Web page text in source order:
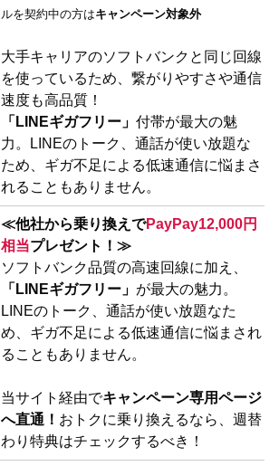
ルを契約中の方はキャンペーン対象外
大手キャリアのソフトバンクと同じ回線
を使っているため、繋がりやすさや通信
速度も高品質！
「LINEギガフリー」 付帯が最大の魅
力。LINEのトーク、通話が使い放題な
ため、ギガ不足による低速通信に悩まさ
れることもありません。
≪他社から乗り換えでPayPay12,000円
相当プレゼント！≫
ソフトバンク品質の高速回線に加え、
「LINEギガフリー」 が最大の魅力。
LINEのトーク、通話が使い放題なた
め、ギガ不足による低速通信に悩まされ
ることもありません。
当サイト経由でキャンペーン専用ページ
へ直通！ おトクに乗り換えるなら、週替
わり特典はチェックするべき！